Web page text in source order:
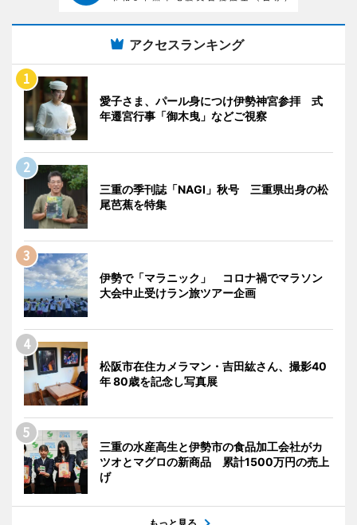
アクセスランキング
愛子さま、パール身につけ伊勢神宮参拝 式
年遷宮行事「御木曳」などご視察
三重の季刊誌「NAGI」秋号 三重県出身の松
尾芭蕉を特集
伊勢で「マラニック」 コロナ禍でマラソン
大会中止受けラン旅ツアー企画
松阪市在住カメラマン・吉田紘さん、撮影40
年 80歳を記念し写真展
三重の水産高生と伊勢市の食品加工会社がカ
ツオとマグロの新商品 累計1500万円の売上
げ